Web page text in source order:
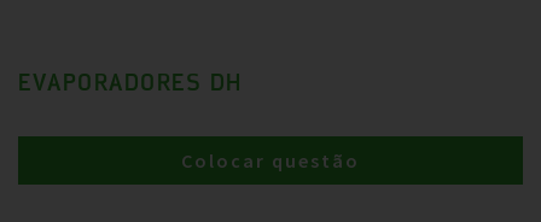
EVAPORADORES DH
Colocar questão